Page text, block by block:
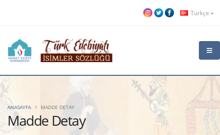
Türkçe
Madde Detay
ANASAYFA MADDE DETAY